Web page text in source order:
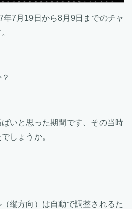
7月19日から8月9日までのチャ
いと思った期間です、その当時
しょうか。
縦方向）は自動で調整されるた